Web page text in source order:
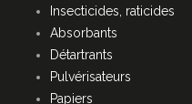
Insecticides, raticides
Absorbants
Détartrants
Pulvérisateurs
Papiers